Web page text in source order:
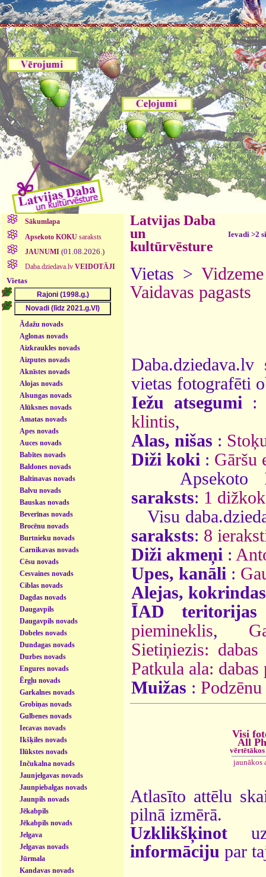
Sākumlapa
Apsekoto KOKUsaraksts
JAUNUMI (01.08.2026.)
Daba.dziedava.lv VEIDOTĀJI
Vietas
Ādažu novads
Aglonas novads
Aizkraukles novads
Aizputes novads
Aknīstes novads
Alojas novads
Alsungas novads
Alūksnes novads
Amatas novads
Apes novads
Auces novads
Babītes novads
Baldones novads
Baltinavas novads
Balvu novads
Bauskas novads
Beverīnas novads
Brocēnu novads
Burtnieku novads
Carnikavas novads
Cēsu novads
Cesvaines novads
Ciblas novads
Dagdas novads
Daugavpils
Daugavpils novads
Dobeles novads
Dundagas novads
Durbes novads
Engures novads
Ērgļu novads
Garkalnes novads
Grobiņas novads
Gulbenes novads
Iecavas novads
Ikšķiles novads
Ilūkstes novads
Inčukalna novads
Jaunjelgavas novads
Jaunpiebalgas novads
Jaunpils novads
Jēkabpils
Jēkabpils novads
Jelgava
Jelgavas novads
Jūrmala
Kandavas novads
Latvijas Daba
un
kultūrvēsture
Ievadi >2
Vietas > Vidzeme
Vaidavas pagasts
vietas fotografēti
Iežu atsegumi
klintis,
Alas, nišas :
Diži koki : Gāršu
Apsekoto
saraksts: 1
Visu
saraksts: 8
Diži akmeņi :
Upes, kanāli :
Alejas, kokrindas
ĪAD teritorijas
piemineklis,
Sietiņiezis:
Patkula ala:
Muižas :
Visi
All
jaunākos
Atlasīto attēlu
pilnā izmērā.
Uzklikšķinot
informāciju par